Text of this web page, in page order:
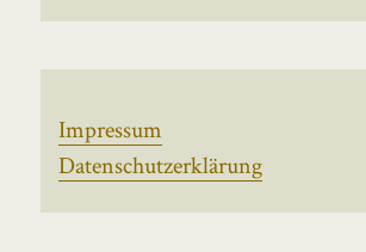
Impressum
Datenschutzerklärung